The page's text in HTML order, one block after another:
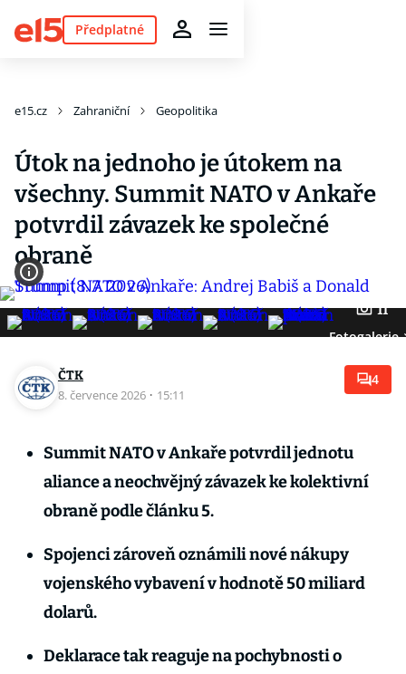
Předplatné
e15.cz Zahraniční Geopolitika
Útok na jednoho je útokem na
všechny. Summit NATO v Ankaře
potvrdil závazek ke společné
obraně
11
Fotogalerie
ČTK
8. července 2026 · 15:11
4
Summit NATO v Ankaře potvrdil jednotu
aliance a neochvějný závazek ke kolektivní
obraně podle článku 5.
Spojenci zároveň oznámili nové nákupy
vojenského vybavení v hodnotě 50 miliard
dolarů.
Deklarace tak reaguje na pochybnosti o